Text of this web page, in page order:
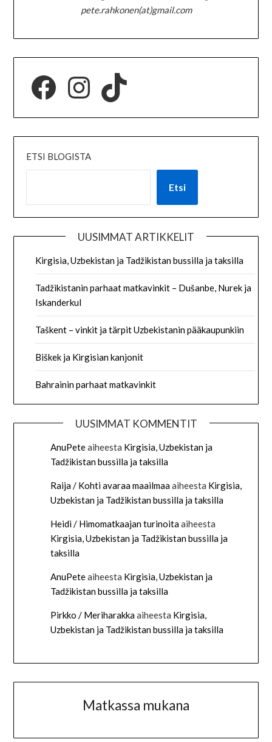
pete.rahkonen(at)gmail.com
ETSI BLOGISTA
Etsi
UUSIMMAT ARTIKKELIT
Kirgisia, Uzbekistan ja Tadžikistan bussilla ja taksilla
Tadžikistanin parhaat matkavinkit – Dušanbe, Nurek ja
Iskanderkul
Taškent – vinkit ja tärpit Uzbekistanin pääkaupunkiin
Biškek ja Kirgisian kanjonit
Bahrainin parhaat matkavinkit
UUSIMMAT KOMMENTIT
AnuPeteaiheesta Kirgisia, Uzbekistan ja
Tadžikistan bussilla ja taksilla
Raija / Kohti avaraa maailmaaaiheesta Kirgisia,
Uzbekistan ja Tadžikistan bussilla ja taksilla
Heidi / Himomatkaajan turinoitaaiheesta
Kirgisia, Uzbekistan ja Tadžikistan bussilla ja
taksilla
AnuPeteaiheesta Kirgisia, Uzbekistan ja
Tadžikistan bussilla ja taksilla
Pirkko / Meriharakkaaiheesta Kirgisia,
Uzbekistan ja Tadžikistan bussilla ja taksilla
Matkassa mukana